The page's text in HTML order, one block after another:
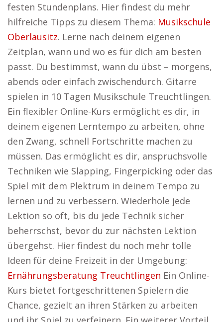
festen Stundenplans. Hier findest du mehr
hilfreiche Tipps zu diesem Thema: Musikschule
Oberlausitz. Lerne nach deinem eigenen
Zeitplan, wann und wo es für dich am besten
passt. Du bestimmst, wann du übst – morgens,
abends oder einfach zwischendurch. Gitarre
spielen in 10 Tagen Musikschule Treuchtlingen.
Ein flexibler Online-Kurs ermöglicht es dir, in
deinem eigenen Lerntempo zu arbeiten, ohne
den Zwang, schnell Fortschritte machen zu
müssen. Das ermöglicht es dir, anspruchsvolle
Techniken wie Slapping, Fingerpicking oder das
Spiel mit dem Plektrum in deinem Tempo zu
lernen und zu verbessern. Wiederhole jede
Lektion so oft, bis du jede Technik sicher
beherrschst, bevor du zur nächsten Lektion
übergehst. Hier findest du noch mehr tolle
Ideen für deine Freizeit in der Umgebung:
Ernährungsberatung Treuchtlingen Ein Online-
Kurs bietet fortgeschrittenen Spielern die
Chance, gezielt an ihren Stärken zu arbeiten